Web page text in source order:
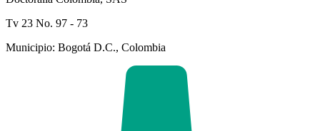
Tv 23 No. 97 - 73
Municipio: Bogotá D.C., Colombia